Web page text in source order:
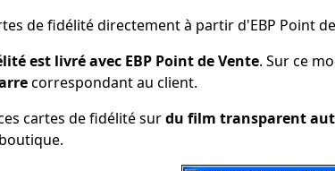
de fidélité directement à partir d'EBP Point
est livré avec EBP Point de Vente. Sur ce
correspondant au client.
cartes de fidélité surdu film transparent